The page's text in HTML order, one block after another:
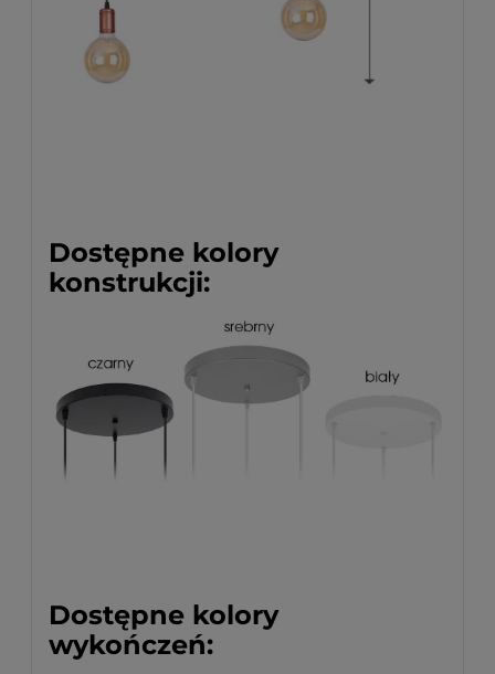
Dostępne kolory
konstrukcji:
Dostępne kolory
wykończeń: